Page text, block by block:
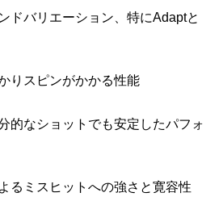
ドバリエーション、特にAdaptと
りスピンがかかる性能
的なショットでも安定したパフォ
るミスヒットへの強さと寛容性